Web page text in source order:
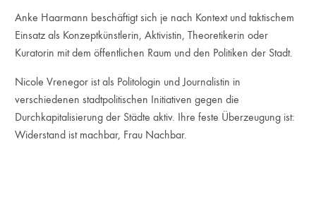
Anke Haarmann beschäftigt sich je nach Kontext und taktischem
Einsatz als Konzeptkünstlerin, Aktivistin, Theoretikerin oder
Kuratorin mit dem öffentlichen Raum und den Politiken der Stadt.
Nicole Vrenegor ist als Politologin und Journalistin in
verschiedenen stadtpolitischen Initiativen gegen die
Durchkapitalisierung der Städte aktiv. Ihre feste Überzeugung ist:
Widerstand ist machbar, Frau Nachbar.